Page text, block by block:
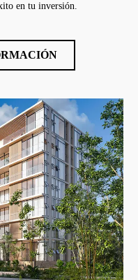
en tu inversión.